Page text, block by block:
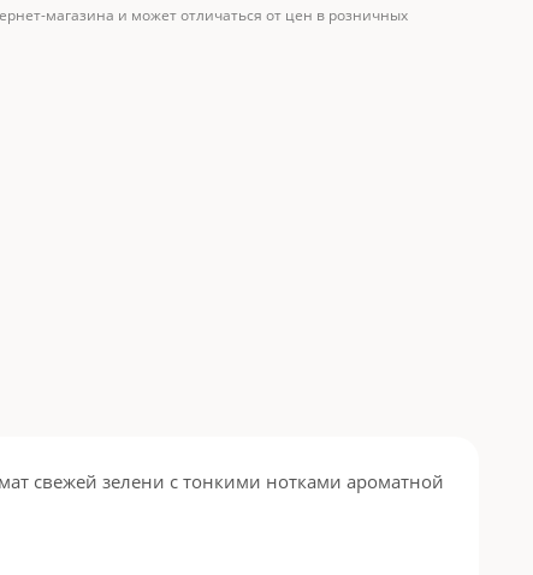
магазина и может отличаться от цен в розничных
свежей зелени с тонкими нотками ароматной